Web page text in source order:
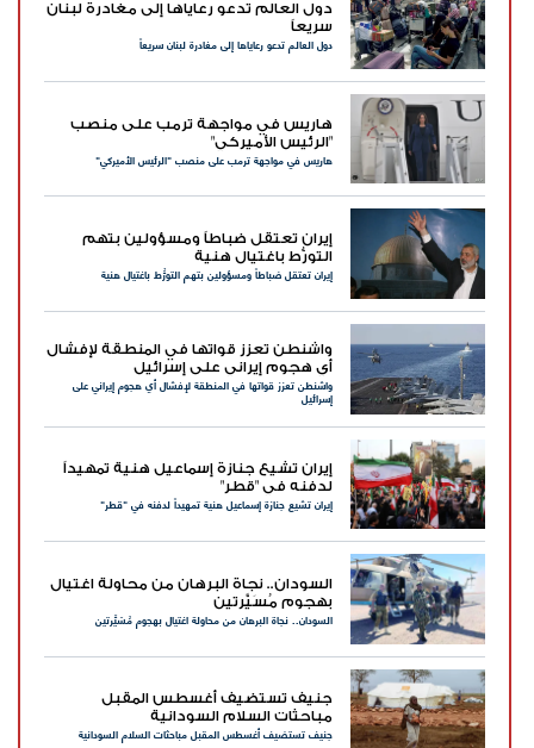
دول العالم تدعو رعاياها إلى مغادرة لبنان
سريعاً
دول العالم تدعو رعاياها إلى مغادرة لبنان سريعاً
هاريس في مواجهة ترمب على منصب
"الرئيس الأميركي"
هاريس في مواجهة ترمب على منصب "الرئيس الأميركي"
إيران تعتقل ضباطاً ومسؤولين بتهم
التورُّط باغتيال هنية
إيران تعتقل ضباطاً ومسؤولين بتهم التورُّط باغتيال هنية
واشنطن تعزز قواتها في المنطقة لإفشال
أي هجوم إيراني على إسرائيل
واشنطن تعزز قواتها في المنطقة لإفشال أي هجوم إيراني على
إسرائيل
إيران تشيع جنازة إسماعيل هنية تمهيداً
لدفنه في "قطر"
إيران تشيع جنازة إسماعيل هنية تمهيداً لدفنه في "قطر"
السودان.. نجاة البرهان من محاولة اغتيال
بهجوم مُسَيَّرتين
السودان.. نجاة البرهان من محاولة اغتيال بهجوم مُسَيَّرتين
جنيف تستضيف أغسطس المقبل
مباحثات السلام السودانية
جنيف تستضيف أغسطس المقبل مباحثات السلام السودانية